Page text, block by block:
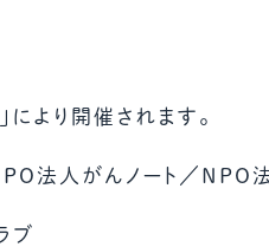
より開催されます。
法人がんノート／NPO
ブ